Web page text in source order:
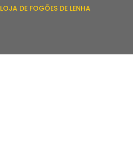
LOJA DE FOGÕES DE LENHA